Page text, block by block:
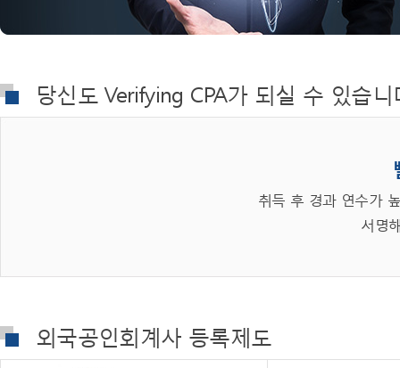
당신도 Verifying CPA가 되실 수 있습니
취득 후 경과 연수가
서명
외국공인회계사 등록제도